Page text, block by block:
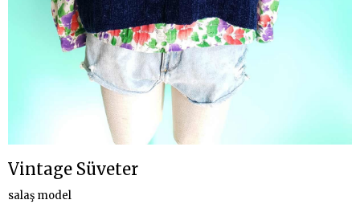
Vintage Süveter
salaş model